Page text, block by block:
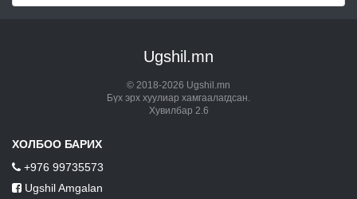
Ugshil.mn
© 2018-2026 Ugshil.mn
Бүх эрх хуулиар хамгаалагдсан.
Хувилбар 2.6
ХОЛБОО БАРИХ
+976 99735573
Ugshil Amgalan